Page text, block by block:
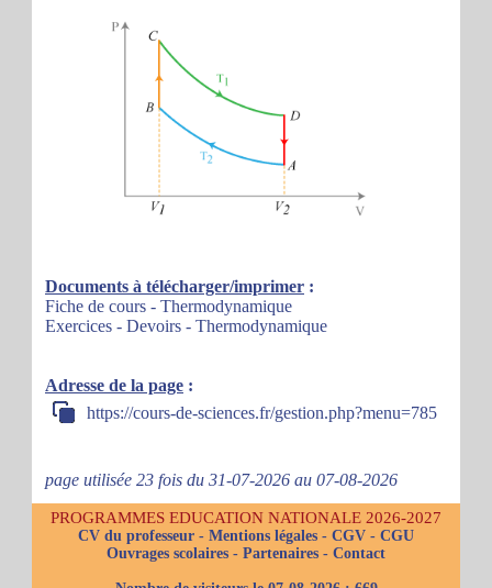
Documents à télécharger/imprimer :
Fiche de cours - Thermodynamique
Exercices - Devoirs - Thermodynamique
Adresse de la page :
https://cours-de-sciences.fr/gestion.php?menu=785
page utilisée 23 fois du 31-07-2026 au 07-08-2026
PROGRAMMES EDUCATION NATIONALE 2026-2027
CV du professeur - Mentions légales - CGV - CGU
Ouvrages scolaires - Partenaires - Contact